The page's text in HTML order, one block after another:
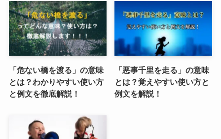
「危ない橋を渡る」の意味
とは？わかりやすい使い方
と例文を徹底解説！
「悪事千里を走る」の意味
とは？覚えやすい使い方と
例文を解説！